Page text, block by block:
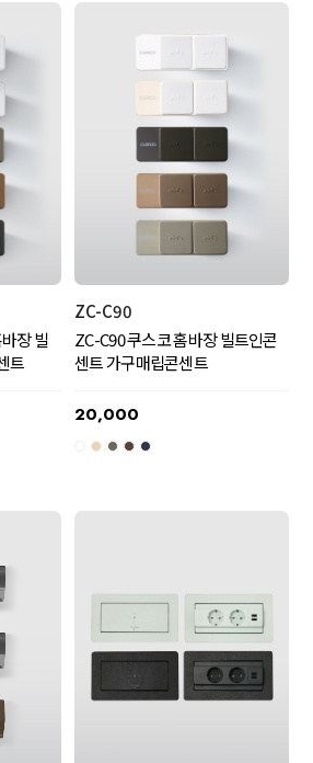
장 빌
트
ZC-C90
ZC-C90 쿠스코 홈바장 빌트인콘
센트 가구매립콘센트
20,000